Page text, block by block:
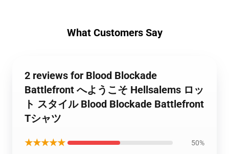
What Customers Say
2 reviews for Blood Blockade
Battlefront へようこそ Hellsalems ロッ
ト スタイル Blood Blockade Battlefront
Tシャツ
★★★★★ 50%